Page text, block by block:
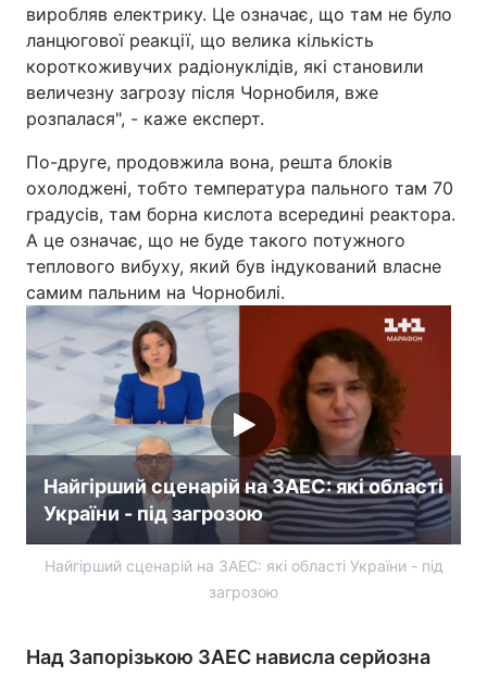
виробляв електрику. Це означає, що там не було
ланцюгової реакції, що велика кількість
короткоживучих радіонуклідів, які становили
величезну загрозу після Чорнобиля, вже
розпалася", - каже експерт.
По-друге, продовжила вона, решта блоків
охолоджені, тобто температура пального там 70
градусів, там борна кислота всередині реактора.
А це означає, що не буде такого потужного
теплового вибуху, який був індукований власне
самим пальним на Чорнобилі.
Найгірший сценарій на ЗАЕС: які області
України - під загрозою
Найгірший сценарій на ЗАЕС: які області України - під
загрозою
Над Запорізькою ЗАЕС нависла серйозна